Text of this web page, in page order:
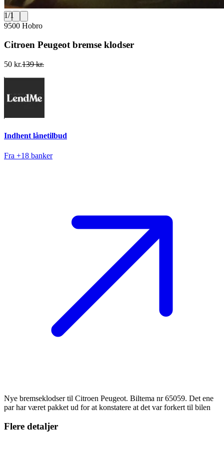
1/1
9500 Hobro
Citroen Peugeot bremse klodser
50 kr.139 kr.
Indhent lånetilbud
Fra +18 banker
Nye bremseklodser til Citroen Peugeot. Biltema nr 65059. Det ene
par har været pakket ud for at konstatere at det var forkert til bilen
Flere detaljer